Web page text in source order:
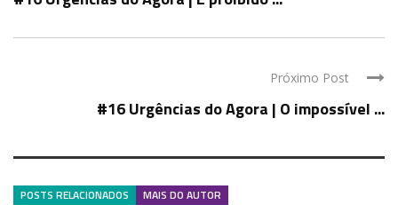
Próximo Post
#16 Urgências do Agora | O impossível ...
POSTS RELACIONADOS MAIS DO AUTOR